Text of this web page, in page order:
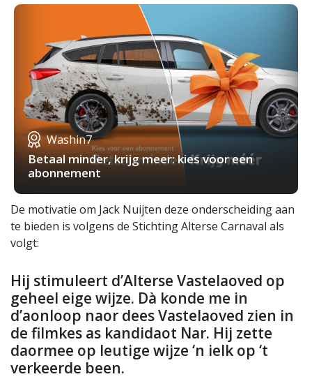
Washin7
Betaal minder, krijg meer: kies voor een
abonnement
De motivatie om Jack Nuijten deze onderscheiding aan
te bieden is volgens de Stichting Alterse Carnaval als
volgt:
Hij stimuleert d’Alterse Vastelaoved op
geheel eige wijze. Dà konde me in
d’aonloop naor dees Vastelaoved zien in
de filmkes as kandidaot Nar. Hij zette
daormee op leutige wijze ‘n ielk op ‘t
verkeerde been.